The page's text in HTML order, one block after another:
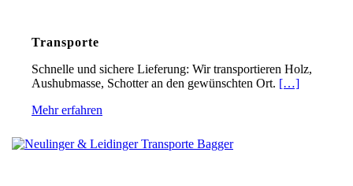
Transporte
Schnelle und sichere Lieferung: Wir transportieren Holz,
Aushubmasse, Schotter an den gewünschten Ort. […]
Mehr erfahren